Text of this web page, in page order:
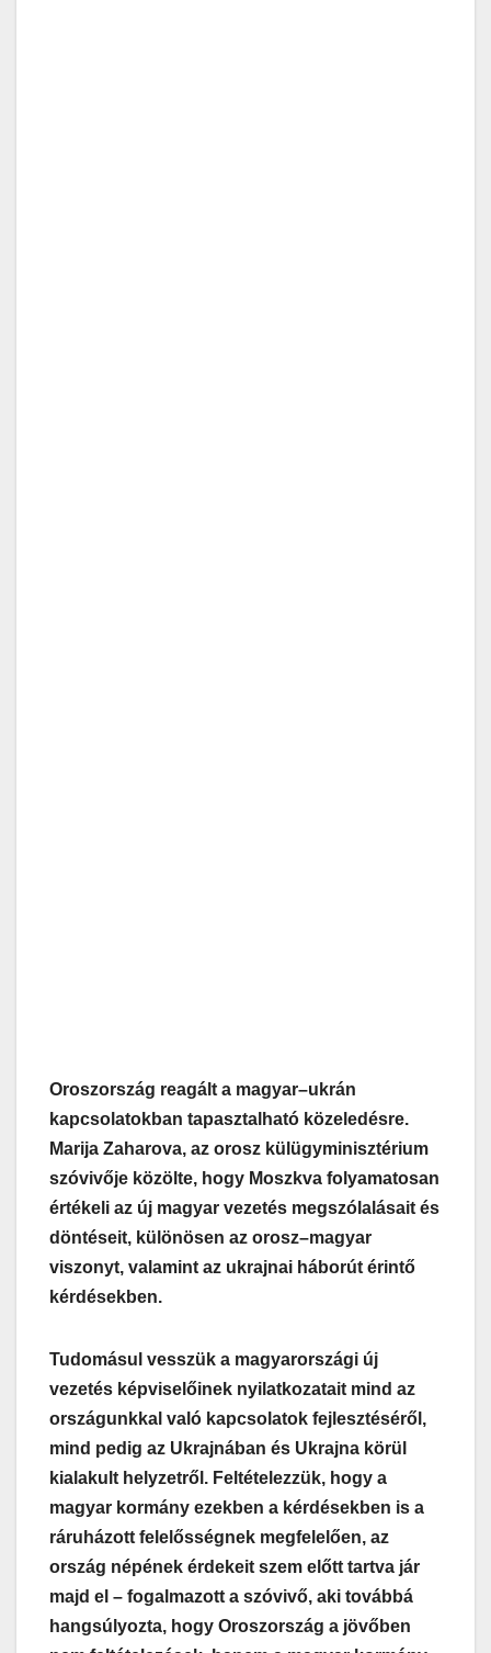
Oroszország reagált a magyar–ukrán
kapcsolatokban tapasztalható közeledésre.
Marija Zaharova, az orosz külügyminisztérium
szóvivője közölte, hogy Moszkva folyamatosan
értékeli az új magyar vezetés megszólalásait és
döntéseit, különösen az orosz–magyar
viszonyt, valamint az ukrajnai háborút érintő
kérdésekben.
Tudomásul vesszük a magyarországi új
vezetés képviselőinek nyilatkozatait mind az
országunkkal való kapcsolatok fejlesztéséről,
mind pedig az Ukrajnában és Ukrajna körül
kialakult helyzetről. Feltételezzük, hogy a
magyar kormány ezekben a kérdésekben is a
ráruházott felelősségnek megfelelően, az
ország népének érdekeit szem előtt tartva jár
majd el – fogalmazott a szóvivő, aki továbbá
hangsúlyozta, hogy Oroszország a jövőben